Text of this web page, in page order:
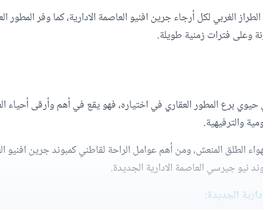
الغربي لكل أرجاء جرين افنيو العاصمة الادارية، كما وفر
وعلى فترات زمنية طويلة.
حيوي برع المطور العقاري في اختياره، فهو يقع في أهم وأرقى أحياء
الطلق المنعش، ومن أهم عوامل الراحة لقاطني كمبوند جرين
نيو جيرسي العاصمة الادارية الجديدة.
الجديدة: